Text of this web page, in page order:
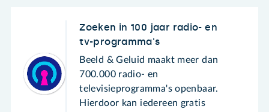
Zoeken in 100 jaar radio- en
tv-programma's
Beeld & Geluid maakt meer dan
700.000 radio- en
televisieprogramma's openbaar.
Hierdoor kan iedereen gratis